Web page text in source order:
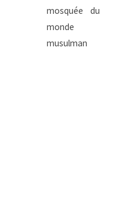
mosquée du
monde
musulman